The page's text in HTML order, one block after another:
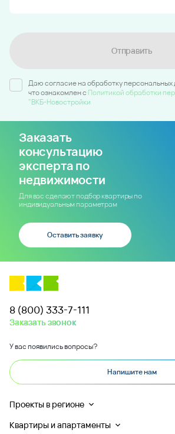
Отправить
Даю согласие на обработку
что ознакомлен c Политикой обработки
"ВКБ-Новостройки
Заказать
консультацию
эксперта по
недвижимости
Для вас сделают подбор квартиры по
индивидуальным параметрам
Оставить заявку
8 (800) 333-7-111
Заказать звонок
У вас появились вопросы?
Напишите нам
Проекты в регионе
Квартиры и апартаменты